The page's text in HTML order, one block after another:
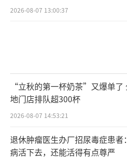
2026-08-07 13:00:37
“立秋的第一杯奶茶”又爆单了
地门店排队超300杯
2026-08-07 14:53:21
退休肿瘤医生办厂招尿毒症患者
病活下去，还能活得有点尊严